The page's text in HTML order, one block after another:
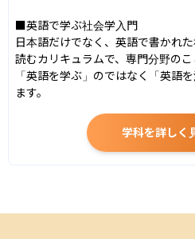
■英語で学ぶ社会学入門
日本語だけでなく、英語で書かれ
読むカリキュラムで、専門分野のこ
「英語を学ぶ」のではなく「英語
ます。
学科を詳しく